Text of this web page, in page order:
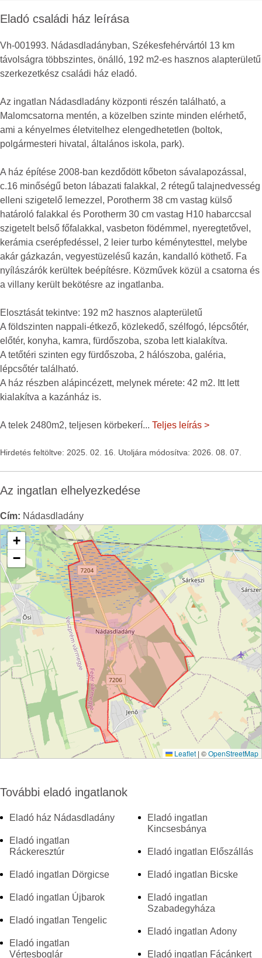
Eladó családi ház leírása
Vh-001993. Nádasdladányban, Székesfehérvártól 13 km
távolságra többszintes, önálló, 192 m2-es hasznos alapterületű
szerkezetkész családi ház eladó.
Az ingatlan Nádasdladány központi részén található, a
Malomcsatorna mentén, a közelben szinte minden elérhető,
ami a kényelmes életvitelhez elengedhetetlen (boltok,
polgármesteri hivatal, általános iskola, park).
A ház építése 2008-ban kezdődött kőbeton sávalapozással,
c.16 minőségű beton lábazati falakkal, 2 rétegű talajnedvesség
elleni szigetelő lemezzel, Porotherm 38 cm vastag külső
határoló falakkal és Porotherm 30 cm vastag H10 habarccsal
szigetelt belső főfalakkal, vasbeton födémmel, nyeregtetővel,
kerámia cserépfedéssel, 2 leier turbo kéménytesttel, melybe
akár gázkazán, vegyestüzelésű kazán, kandalló köthető. Fa
nyílászárók kerültek beépítésre. Közművek közül a csatorna és
a villany került bekötésre az ingatlanba.
Elosztását tekintve: 192 m2 hasznos alapterületű
A földszinten nappali-étkező, közlekedő, szélfogó, lépcsőtér,
előtér, konyha, kamra, fürdőszoba, szoba lett kialakítva.
A tetőtéri szinten egy fürdőszoba, 2 hálószoba, galéria,
lépcsőtér található.
A ház részben alápincézett, melynek mérete: 42 m2. Itt lett
kialakítva a kazánház is.
A telek 2480m2, teljesen körbekerí... Teljes leírás >
Hirdetés feltöltve: 2025. 02. 16. Utoljára módosítva: 2026. 08. 07.
Az ingatlan elhelyezkedése
Cím: Nádasdladány
+
−
Leaflet | ©OpenStreetMap
További eladó ingatlanok
Eladó ház Nádasdladány
Eladó ingatlan
Ráckeresztúr
Eladó ingatlan Dörgicse
Eladó ingatlan Újbarok
Eladó ingatlan Tengelic
Eladó ingatlan
Vértesboglár
Eladó ingatlan
Kincsesbánya
Eladó ingatlan Előszállás
Eladó ingatlan Bicske
Eladó ingatlan
Szabadegyháza
Eladó ingatlan Adony
Eladó ingatlan Fácánkert